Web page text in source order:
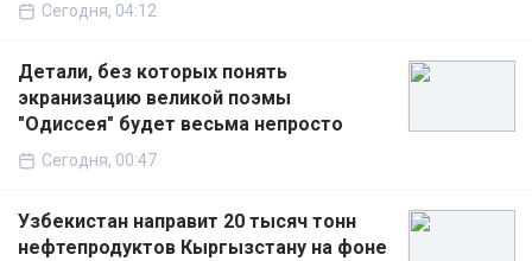
Сегодня, 04:12
Детали, без которых понять
экранизацию великой поэмы
"Одиссея" будет весьма непросто
Сегодня, 00:47
Узбекистан направит 20 тысяч тонн
нефтепродуктов Кыргызстану на фоне